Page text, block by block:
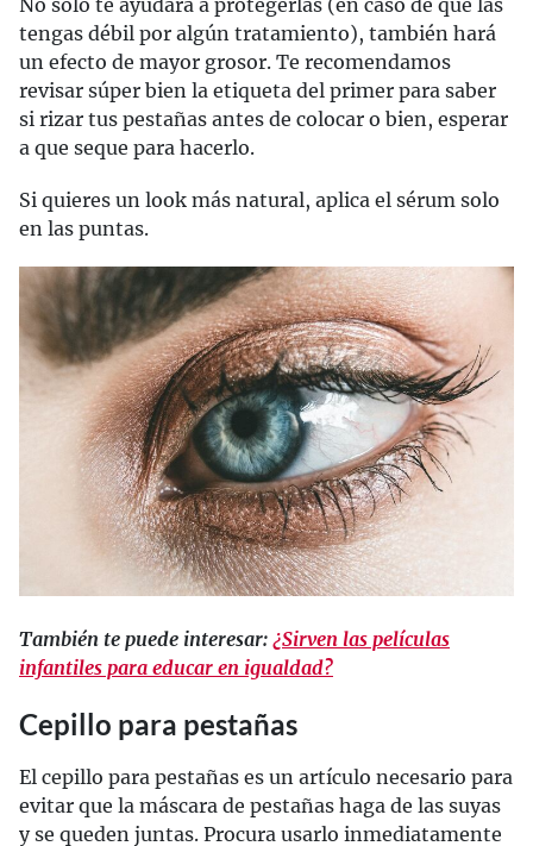
No solo te ayudará a protegerlas (en caso de que las
tengas débil por algún tratamiento), también hará
un efecto de mayor grosor. Te recomendamos
revisar súper bien la etiqueta del primer para saber
si rizar tus pestañas antes de colocar o bien, esperar
a que seque para hacerlo.
Si quieres un look más natural, aplica el sérum solo
en las puntas.
También te puede interesar: ¿Sirven las películas
infantiles para educar en igualdad?
Cepillo para pestañas
El cepillo para pestañas es un artículo necesario para
evitar que la máscara de pestañas haga de las suyas
y se queden juntas. Procura usarlo inmediatamente